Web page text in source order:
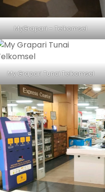
MyGrapari – Telkomsel
My Grapari Tunai Telkomsel